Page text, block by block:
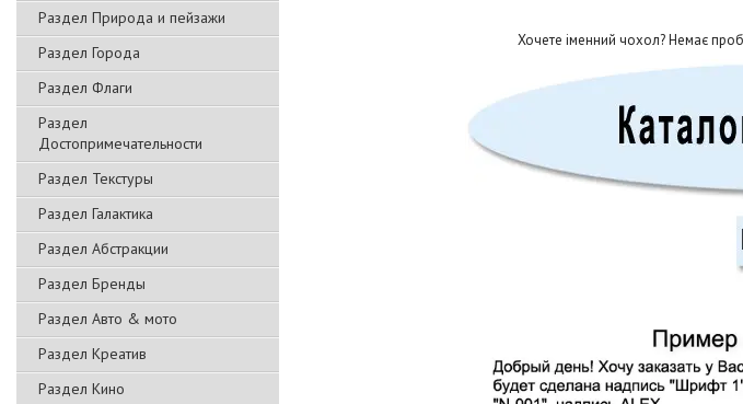
Раздел Природа и пейзажи
Раздел Города
Раздел Флаги
Раздел
Достопримечательности
Раздел Текстуры
Раздел Галактика
Раздел Абстракции
Раздел Бренды
Раздел Авто & мото
Раздел Креатив
Раздел Кино
Хочете іменний чохол? Немає